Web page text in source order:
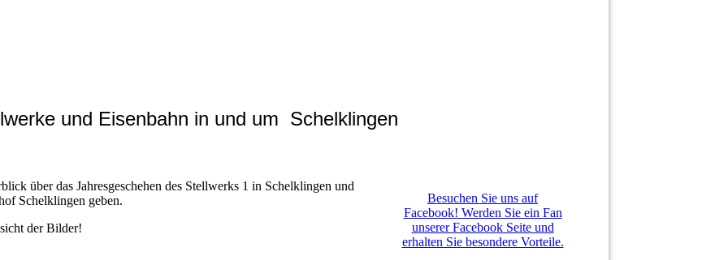
und Eisenbahn in und um Schelklingen
über das Jahresgeschehen des Stellwerks 1 in Schelklingen und
Schelklingen geben.
der Bilder!
Besuchen Sie uns auf
Facebook! Werden Sie ein Fan
unserer Facebook Seite und
erhalten Sie besondere Vorteile.